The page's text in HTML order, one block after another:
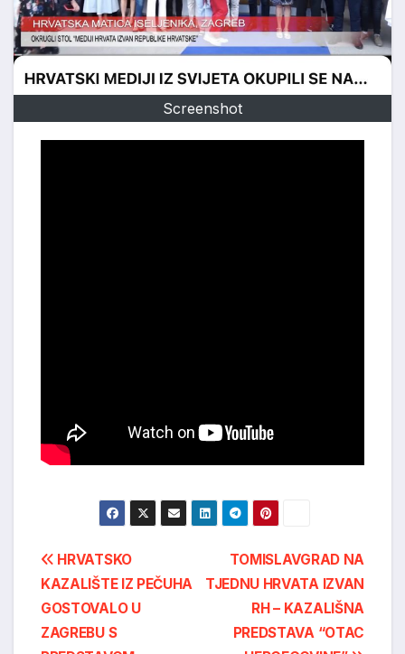
Screenshot
Post
navigation
TOMISLAVGRAD NA
TJEDNU HRVATA IZVAN
RH – KAZALIŠNA
PREDSTAVA “OTAC
HRVATSKO
KAZALIŠTE IZ PEČUHA
GOSTOVALO U
ZAGREBU S